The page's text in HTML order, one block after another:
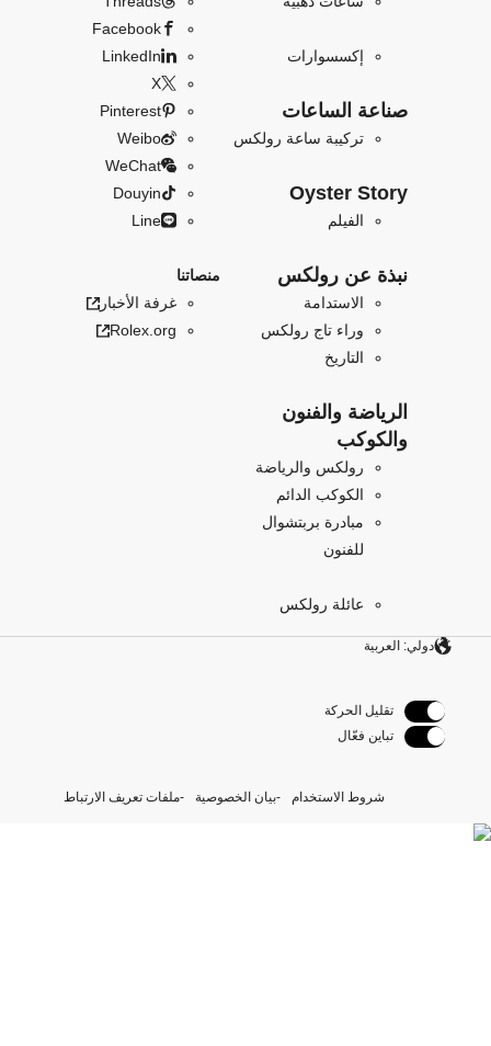
إكسسوارات
صناعة الساعات
تركيبة ساعة رولكس
Oyster Story
الفيلم
نبذة عن رولكس
الاستدامة
وراء تاج رولكس
التاريخ
الرياضة والفنون
والكوكب
رولكس والرياضة
الكوكب الدائم
مبادرة بربتشوال
للفنون
عائلة رولكس
Facebook
LinkedIn
X
Pinterest
Weibo
WeChat
Douyin
Line
منصاتنا
غرفة الأخبار
Rolex.org
دولي: العربية
تقليل الحركة
تباين فعّال
شروط الاستخدام بيان الخصوصية ملفات تعريف الارتباط